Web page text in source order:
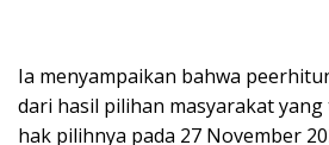
Ia menyampaikan bahwa
dari hasil pilihan masyarakat
hak pilihnya pada 27 November